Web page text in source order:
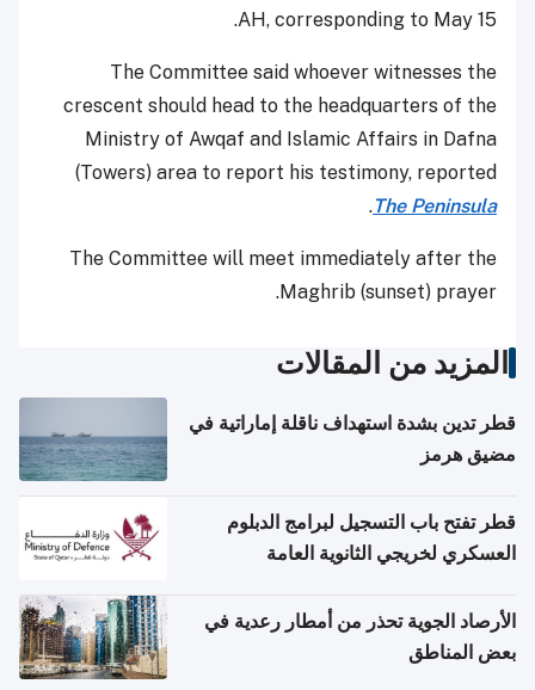
AH, corresponding to May 15.
The Committee said whoever witnesses the
crescent should head to the headquarters of the
Ministry of Awqaf and Islamic Affairs in Dafna
(Towers) area to report his testimony, reported
The Peninsula
.
The Committee will meet immediately after the
Maghrib (sunset) prayer.
المزيد من المقالات
قطر تدين بشدة استهداف ناقلة إماراتية في
مضيق هرمز
قطر تفتح باب التسجيل لبرامج الدبلوم
العسكري لخريجي الثانوية العامة
الأرصاد الجوية تحذر من أمطار رعدية في
بعض المناطق